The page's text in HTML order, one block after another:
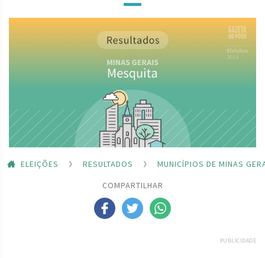
ELEIÇÕES RESULTADOS
MUNICÍPIOS DE MINAS
COMPARTILHAR
PUBLICIDADE